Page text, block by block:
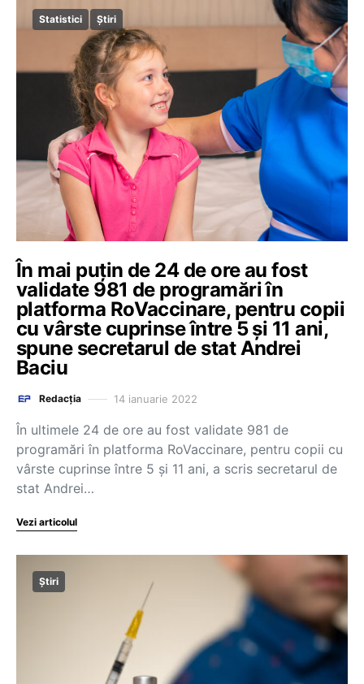
Statistici Știri
În mai puţin de 24 de ore au fost
validate 981 de programări în
platforma RoVaccinare, pentru copii
cu vârste cuprinse între 5 şi 11 ani,
spune secretarul de stat Andrei
Baciu
Redacția 14 ianuarie 2022
În ultimele 24 de ore au fost validate 981 de
programări în platforma RoVaccinare, pentru copii cu
vârste cuprinse între 5 şi 11 ani, a scris secretarul de
stat Andrei…
Vezi articolul
Știri